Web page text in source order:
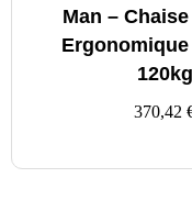
Man –
Ergonomique
120kg
370,42